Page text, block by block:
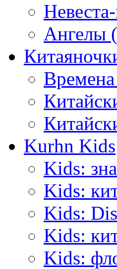
Ангелы
Kurhn Kids
Kids:
Kids:
Kids:
Kids:
Kids: